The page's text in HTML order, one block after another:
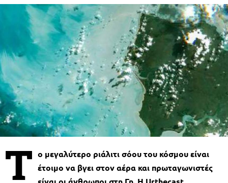
Τ ο μεγαλύτερο ριάλιτι σόου του κόσμου είναι
έτοιμο να βγει στον αέρα και πρωταγωνιστές